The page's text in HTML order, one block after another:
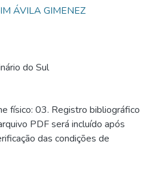
ÁVILA GIMENEZ
do Sul
físico: 03. Registro bibliográfico
PDF será incluído após
das condições de